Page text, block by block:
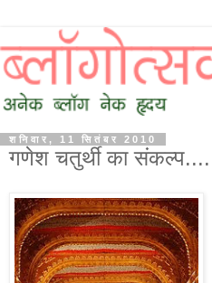
शनिवार, 11 सितंबर 2010
गणेश चतुर्थी का संकल्प....